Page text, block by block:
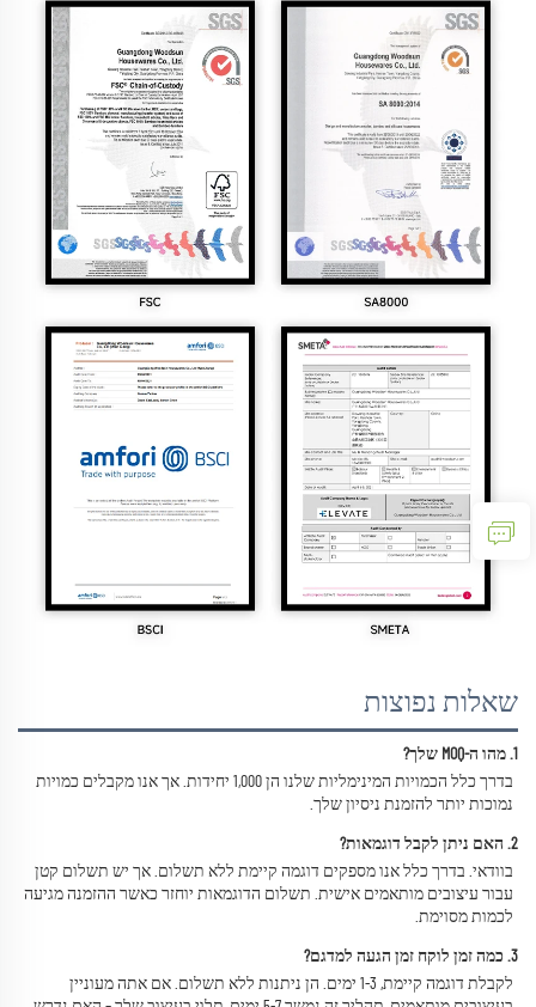
שאלות נפוצות
1. מהו ה-MOQ שלך?
נמוכות יותר להזמנת ניסיון שלך.
2. האם ניתן לקבל דוגמאות?
לכמות מסוימת.
3. כמה זמן לוקח זמן הגעה למדגם?